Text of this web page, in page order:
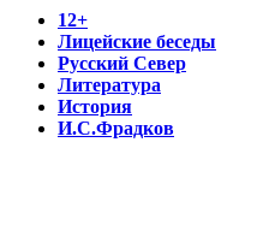
12+
Лицейские беседы
Русский Север
Литература
История
И.С.Фрадков